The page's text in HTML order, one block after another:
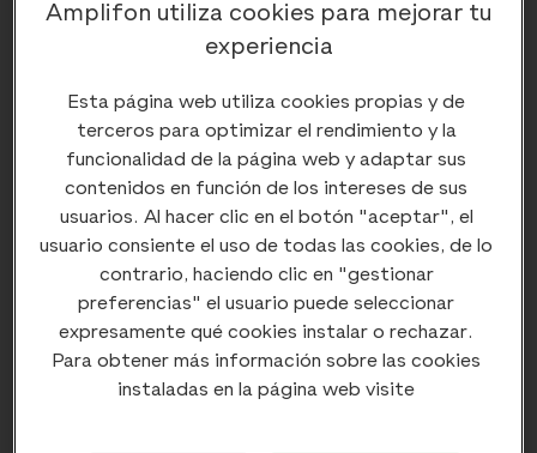
La ventaja del brazo robótico
Como señalábamos, el brazo robótico tiene la gran
ventaja de que permite mantener velocidades de
inserción muy reducidas (del orden de décimas de
milímetro por segundo) durante varios minutos sin
variaciones o micromovimientos. El Hospital La Paz es
uno de los centros de referencia en España en implantes
cocleares. De hecho, en este centro se realizan una
media de 40 implantaciones anuales.
Amplifon utiliza cookies para mejorar tu
experiencia
Esta página web utiliza cookies propias y de
terceros para optimizar el rendimiento y la
funcionalidad de la página web y adaptar sus
contenidos en función de los intereses de sus
usuarios. Al hacer clic en el botón "aceptar", el
usuario consiente el uso de todas las cookies, de lo
contrario, haciendo clic en "gestionar
preferencias" el usuario puede seleccionar
expresamente qué cookies instalar o rechazar.
Para obtener más información sobre las cookies
instaladas en la página web visite